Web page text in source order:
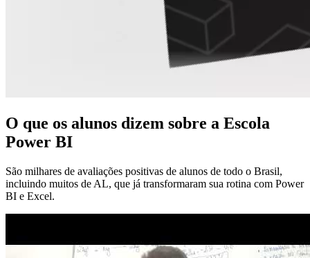
O que os alunos dizem sobre a Escola
Power BI
São milhares de avaliações positivas de alunos de todo o Brasil,
incluindo muitos de AL, que já transformaram sua rotina com Power
BI e Excel.